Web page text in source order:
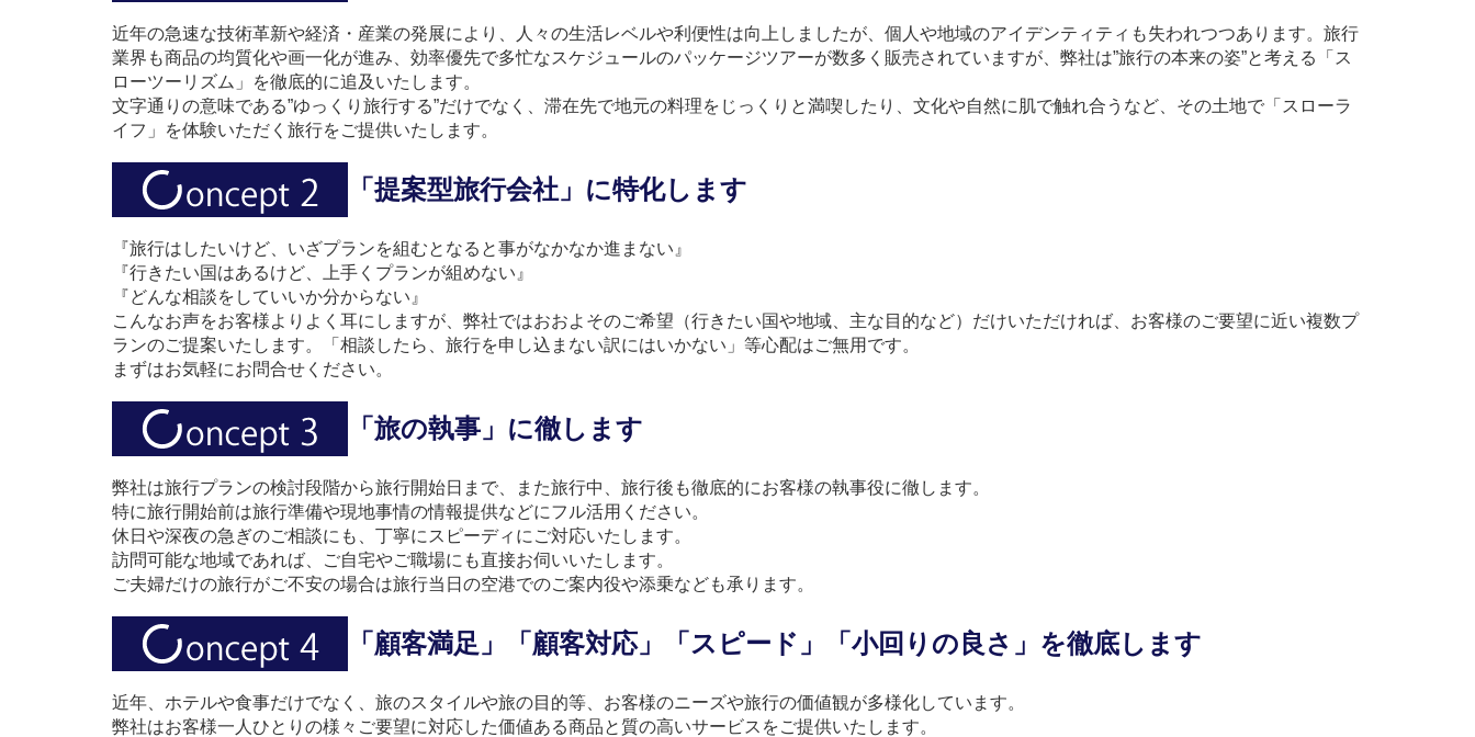
近年の急速な技術革新や経済・産業の発展により、人々の生活レベルや利便性は向上しましたが、個人や地域のアイデンティティも失われつつあります。旅行
業界も商品の均質化や画一化が進み、効率優先で多忙なスケジュールのパッケージツアーが数多く販売されていますが、弊社は”旅行の本来の姿”と考える「ス
ローツーリズム」を徹底的に追及いたします。
文字通りの意味である”ゆっくり旅行する”だけでなく、滞在先で地元の料理をじっくりと満喫したり、文化や自然に肌で触れ合うなど、その土地で「スローラ
イフ」を体験いただく旅行をご提供いたします。
「提案型旅行会社」に特化します
『旅行はしたいけど、いざプランを組むとなると事がなかなか進まない』
『行きたい国はあるけど、上手くプランが組めない』
『どんな相談をしていいか分からない』
こんなお声をお客様よりよく耳にしますが、弊社ではおおよそのご希望（行きたい国や地域、主な目的など）だけいただければ、お客様のご要望に近い複数プ
ランのご提案いたします。「相談したら、旅行を申し込まない訳にはいかない」等心配はご無用です。
まずはお気軽にお問合せください。
「旅の執事」に徹します
弊社は旅行プランの検討段階から旅行開始日まで、また旅行中、旅行後も徹底的にお客様の執事役に徹します。
特に旅行開始前は旅行準備や現地事情の情報提供などにフル活用ください。
休日や深夜の急ぎのご相談にも、丁寧にスピーディにご対応いたします。
訪問可能な地域であれば、ご自宅やご職場にも直接お伺いいたします。
ご夫婦だけの旅行がご不安の場合は旅行当日の空港でのご案内役や添乗なども承ります。
「顧客満足」「顧客対応」「スピード」「小回りの良さ」を徹底します
近年、ホテルや食事だけでなく、旅のスタイルや旅の目的等、お客様のニーズや旅行の価値観が多様化しています。
弊社はお客様一人ひとりの様々ご要望に対応した価値ある商品と質の高いサービスをご提供いたします。